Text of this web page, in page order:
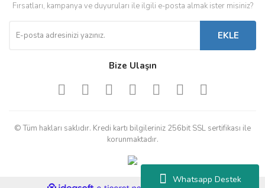
Whatsapp Destek
Fırsatları, kampanya ve duyuruları ile ilgili e-posta almak ister misiniz?
EKLE
Bize Ulaşın
© Tüm hakları saklıdır. Kredi kartı bilgileriniz 256bit SSL sertifikası ile
korunmaktadır.